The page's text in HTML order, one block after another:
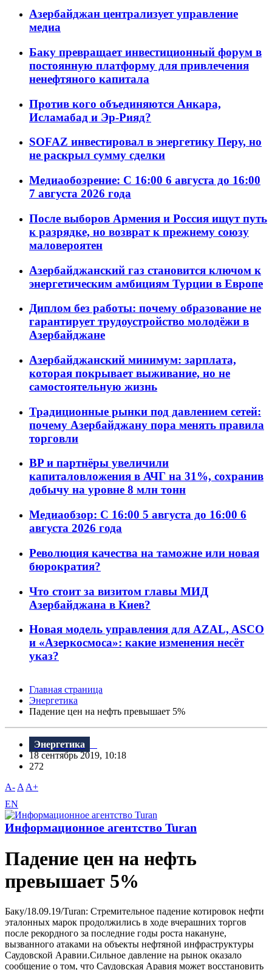
Азербайджан централизует управление
медиа
Баку превращает инвестиционный форум в
постоянную платформу для привлечения
ненефтяного капитала
Против кого объединяются Анкара,
Исламабад и Эр-Рияд?
SOFAZ инвестировал в энергетику Перу, но
не раскрыл сумму сделки
Медиаобозрение: С 16:00 6 августа до 16:00
7 августа 2026 года
После выборов Армения и Россия ищут путь
к разрядке, но возврат к прежнему союзу
маловероятен
Азербайджанский газ становится ключом к
энергетическим амбициям Турции в Европе
Диплом без работы: почему образование не
гарантирует трудоустройство молодёжи в
Азербайджане
Азербайджанский минимум: зарплата,
которая покрывает выживание, но не
самостоятельную жизнь
Традиционные рынки под давлением сетей:
почему Азербайджану пора менять правила
торговли
BP и партнёры увеличили
капиталовложения в АЧГ на 31%, сохранив
добычу на уровне 8 млн тонн
Медиаобзор: С 16:00 5 августа до 16:00 6
августа 2026 года
Революция качества на таможне или новая
бюрократия?
Что стоит за визитом главы МИД
Азербайджана в Киев?
Новая модель управления для AZAL, ASCO
и «Азеркосмоса»: какие изменения несёт
указ?
Главная страница
Энергетика
Падение цен на нефть превышает 5%
Энергетика
18 сентябрь 2019, 10:18
272
A- A A+
EN
Информационное агентство Turan
Падение цен на нефть
превышает 5%
Баку/18.09.19/Turan: Стремительное падение котировок нефти
эталонных марок продолжились в ходе вчерашних торгов
после рекордного за последние годы роста накануне,
вызванного атаками на объекты нефтяной инфраструктуры
Саудовской Аравии.Сильное давление на рынок оказало
сообщение о том, что Саудовская Аравия может восстановить